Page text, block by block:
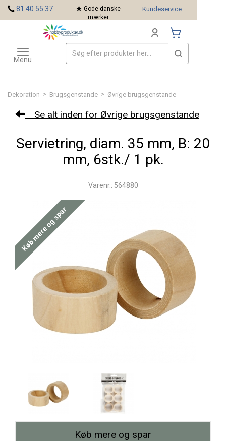
Dekoration > Brugsgenstande > Øvrige brugsgenstande
Se alt inden for Øvrige brugsgenstande
Servietring, diam. 35 mm, B: 20
mm, 6stk./ 1 pk.
Varenr.: 564880
Køb mere og spar
Køb mere og spar
81 40 55 37
Gode danske
mærker
Kundeservice
Toggle
navigation
Menu
Mærker